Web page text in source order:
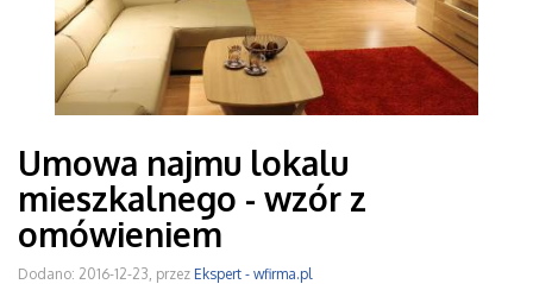
Umowa najmu lokalu
mieszkalnego - wzór z
omówieniem
Dodano: 2016-12-23, przez Ekspert - wfirma.pl